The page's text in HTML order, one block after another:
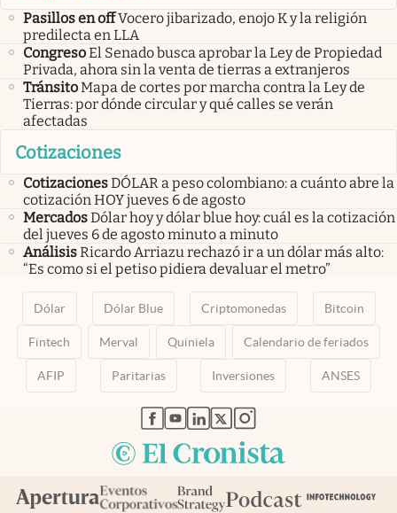
Pasillos en offVocero jibarizado, enojo K y la religión
predilecta en LLA
CongresoEl Senado busca aprobar la Ley de Propiedad
Privada, ahora sin la venta de tierras a extranjeros
TránsitoMapa de cortes por marcha contra la Ley de
Tierras: por dónde circular y qué calles se verán
afectadas
Cotizaciones
CotizacionesDÓLAR a peso colombiano: a cuánto abre la
cotización HOY jueves 6 de agosto
MercadosDólar hoy y dólar blue hoy: cuál es la cotización
del jueves 6 de agosto minuto a minuto
AnálisisRicardo Arriazu rechazó ir a un dólar más alto:
“Es como si el petiso pidiera devaluar el metro”
Dólar Dólar Blue Criptomonedas Bitcoin
Fintech Merval Quiniela Calendario de feriados
AFIP Paritarias Inversiones ANSES
abre en nueva pestaña
abre en nueva pestaña
abre en nueva pestaña
abre en nueva pestaña
abre en nueva pestaña